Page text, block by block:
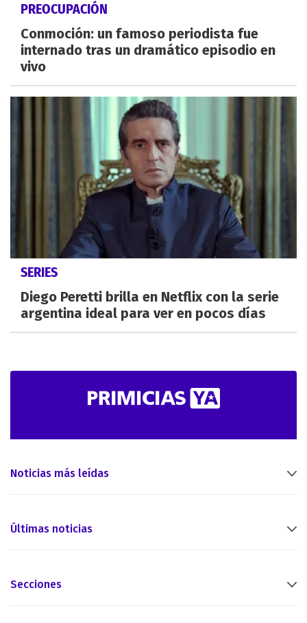
PREOCUPACIÓN
Conmoción: un famoso periodista fue
internado tras un dramático episodio en
vivo
SERIES
Diego Peretti brilla en Netflix con la serie
argentina ideal para ver en pocos días
Noticias más leídas
Últimas noticias
Secciones